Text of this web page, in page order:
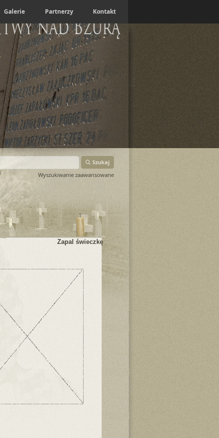
Galerie Partnerzy Kontakt
nad Bzurą
Szukaj
Wyszukiwanie zaawansowane
Zapal świeczkę